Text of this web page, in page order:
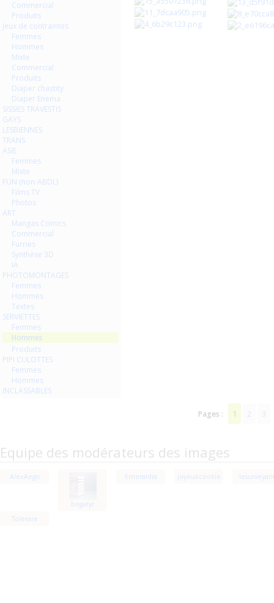
Commercial
Produits
Jeux de contraintes
Femmes
Hommes
Mixte
Commercial
Produits
Diaper chastity
Diaper Enema
SISSIES TRAVESTIS
GAYS
LESBIENNES
TRANS
ASIE
Femmes
Mixte
FUN (non-ABDL)
Films TV
Photos
ART
Mangas Comics
Commercial
Furries
Synthèse 3D
IA
PHOTOMONTAGES
Femmes
Hommes
Textes
SERVIETTES
Femmes
Hommes
Produits
PIPI CULOTTES
Femmes
Hommes
INCLASSABLES
Pages : 1 2 3
Equipe des modérateurs des images
AlexAegis
bogatyr
Emeraldia joyeuxcookie
Tolerare